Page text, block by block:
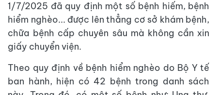
1/7/2025 đã quy định một số bệnh hiếm, bệnh
hiểm nghèo... được lên thẳng cơ sở khám bệnh,
chữa bệnh cấp chuyên sâu mà không cần xin
giấy chuyển viện.
Theo quy định về bệnh hiểm nghèo do Bộ Y tế
ban hành, hiện có 42 bệnh trong danh sách